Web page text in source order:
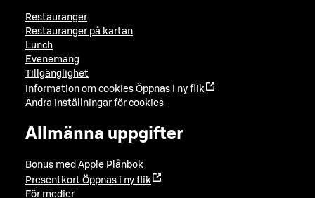
Restauranger
Restauranger på kartan
Lunch
Evenemang
Tillgänglighet
Information om cookies Öppnas i ny flik
Ändra inställningar för cookies
Allmänna uppgifter
Bonus med Apple Plånbok
Presentkort Öppnas i ny flik
För medier